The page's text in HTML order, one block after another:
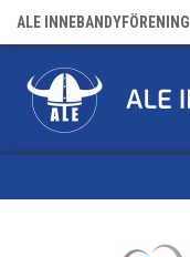
ALE INNEBANDYFÖRENING